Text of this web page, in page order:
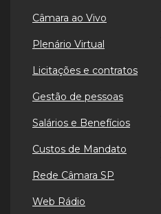
Câmara ao Vivo
Plenário Virtual
Licitações e contratos
Gestão de pessoas
Salários e Benefícios
Custos de Mandato
Rede Câmara SP
Web Rádio